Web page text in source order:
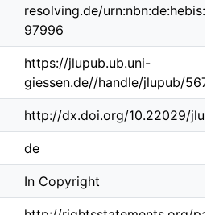
resolving.de/
97996
https://jlupub.ub.uni-
giessen.de//handle/jlupub/
http://dx.doi.org/10.22029/
de
In Copyright